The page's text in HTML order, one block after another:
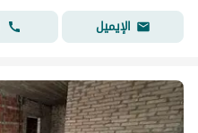
الإيميل